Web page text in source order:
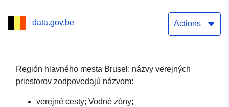
data.gov.be Actions
Región hlavného mesta Brusel: názvy verejných
priestorov zodpovedajú názvom:
verejné cesty; Vodné zóny;